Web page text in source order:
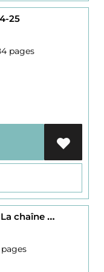
25
pages
Maroc pistes du M. T5 La chaîne du Rif V
pages